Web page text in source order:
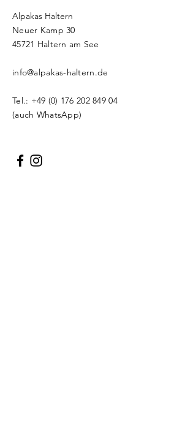
Alpakas Haltern
Neuer Kamp 30
​​45721 Haltern am See
info@alpakas-haltern.de
Tel.: +49 (0) 176 202 849 04
(auch WhatsApp)